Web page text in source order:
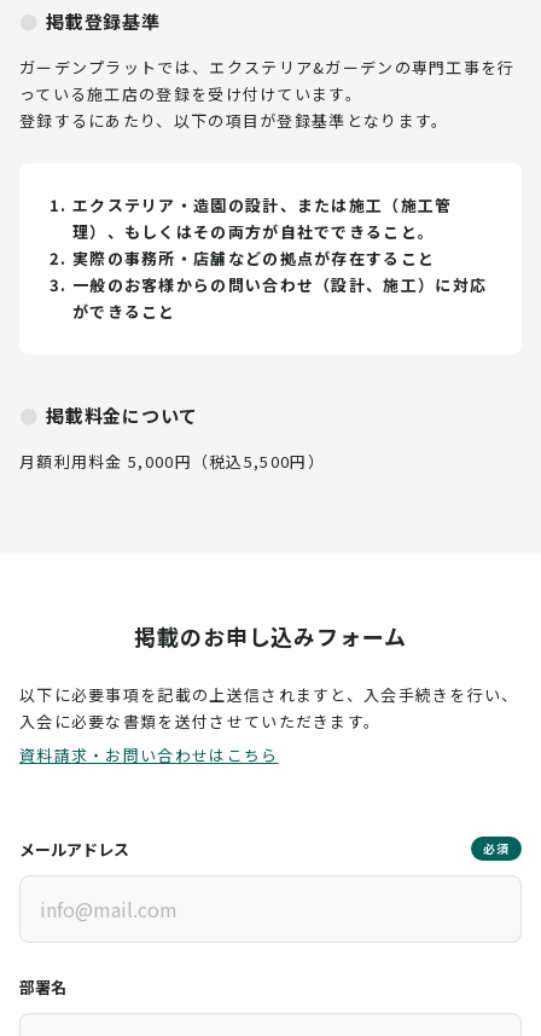
掲載登録基準
ガーデンプラットでは、エクステリア&ガーデンの専門工事を行
っている施工店の登録を受け付けています。
登録するにあたり、以下の項目が登録基準となります。
エクステリア・造園の設計、または施工（施工管
理）、もしくはその両方が自社でできること。
実際の事務所・店舗などの拠点が存在すること
一般のお客様からの問い合わせ（設計、施工）に対応
ができること
掲載料金について
月額利用料金 5,000円（税込5,500円）
掲載のお申し込みフォーム
以下に必要事項を記載の上送信されますと、入会手続きを行い、
入会に必要な書類を送付させていただきます。
資料請求・お問い合わせはこちら
メールアドレス 必須
部署名